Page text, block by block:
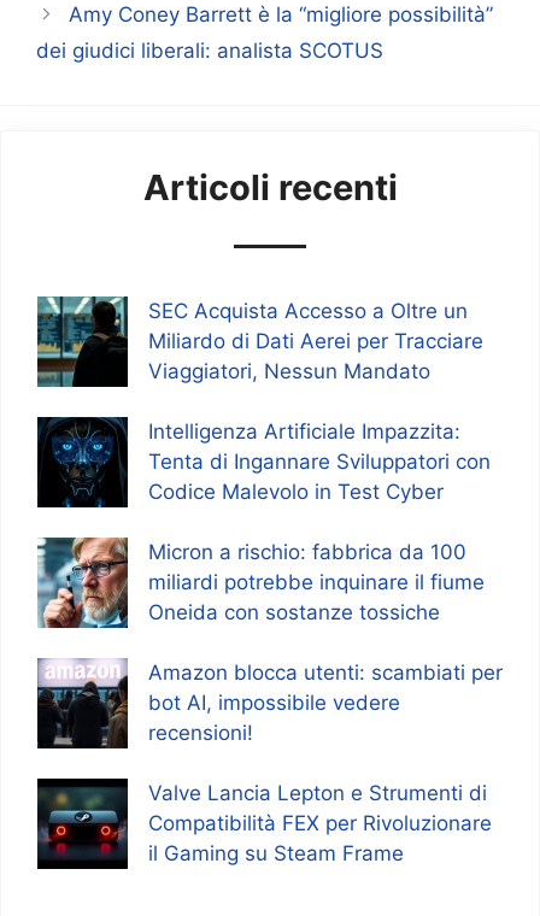
Amy Coney Barrett è la “migliore possibilità”
dei giudici liberali: analista SCOTUS
Articoli recenti
SEC Acquista Accesso a Oltre un
Miliardo di Dati Aerei per Tracciare
Viaggiatori, Nessun Mandato
Intelligenza Artificiale Impazzita:
Tenta di Ingannare Sviluppatori con
Codice Malevolo in Test Cyber
Micron a rischio: fabbrica da 100
miliardi potrebbe inquinare il fiume
Oneida con sostanze tossiche
Amazon blocca utenti: scambiati per
bot AI, impossibile vedere
recensioni!
Valve Lancia Lepton e Strumenti di
Compatibilità FEX per Rivoluzionare
il Gaming su Steam Frame